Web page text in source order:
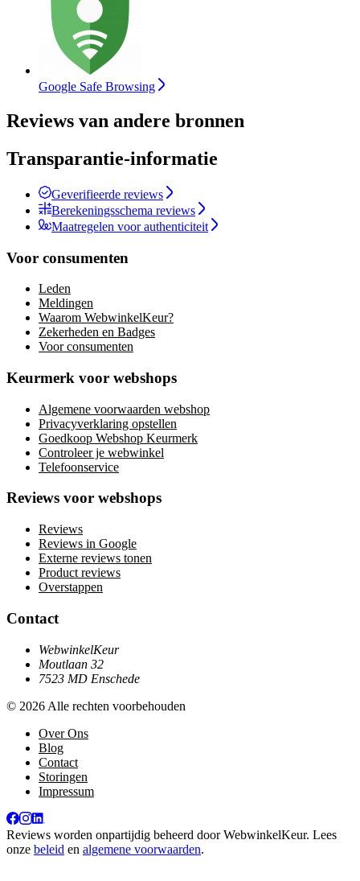
Google Safe Browsing
Reviews van andere bronnen
Transparantie-informatie
Geverifieerde reviews
Berekeningsschema reviews
Maatregelen voor authenticiteit
Voor consumenten
Leden
Meldingen
Waarom WebwinkelKeur?
Zekerheden en Badges
Voor consumenten
Keurmerk voor webshops
Algemene voorwaarden webshop
Privacyverklaring opstellen
Goedkoop Webshop Keurmerk
Controleer je webwinkel
Telefoonservice
Reviews voor webshops
Reviews
Reviews in Google
Externe reviews tonen
Product reviews
Overstappen
Contact
WebwinkelKeur
Moutlaan 32
7523 MD Enschede
© 2026 Alle rechten voorbehouden
Over Ons
Blog
Contact
Storingen
Impressum
Reviews worden onpartijdig beheerd doorWebwinkelKeur. Lees
onze beleid en algemene voorwaarden.